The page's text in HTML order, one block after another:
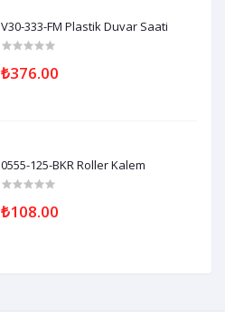
V30-333-FM Plastik Duvar Saati
₺376.00
0555-125-BKR Roller Kalem
₺108.00